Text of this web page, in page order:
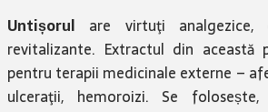
Untișorul are virtuţi analgezice,
revitalizante. Extractul din această
pentru terapii medicinale externe –
ulceraţii, hemoroizi. Se